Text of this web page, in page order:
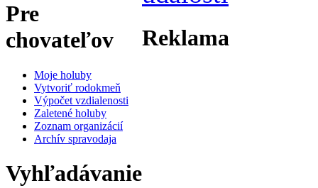
Pre
chovateľov
Moje holuby
Vytvoriť rodokmeň
Výpočet vzdialenosti
Zaletené holuby
Zoznam organizácií
Archív spravodaja
Vyhľadávanie
Reklama